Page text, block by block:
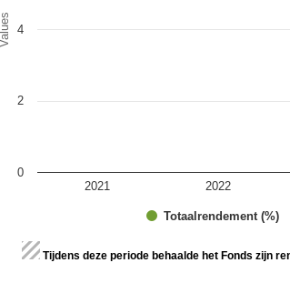
Values
Totaalrendement (%)
2021 2022
0
2
4
of interactive chart.
Tijdens deze periode behaalde het Fonds zijn